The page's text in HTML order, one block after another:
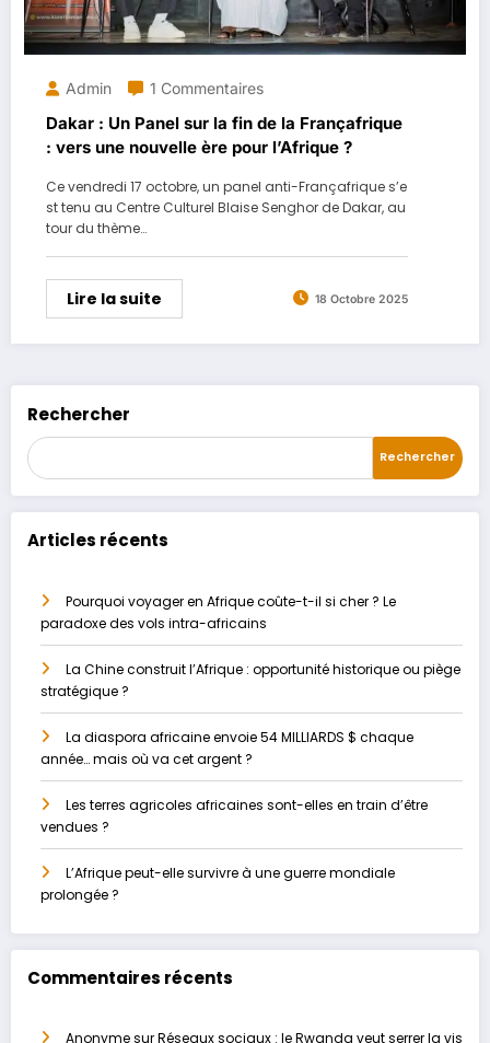
Admin 1 Commentaires
Dakar : Un Panel sur la fin de la Françafrique
: vers une nouvelle ère pour l’Afrique ?
Ce vendredi 17 octobre, un panel anti-Françafrique s’e
st tenu au Centre Culturel Blaise Senghor de Dakar, au
tour du thème…
Lire la suite 18 Octobre 2025
Rechercher
Rechercher
Articles récents
Pourquoi voyager en Afrique coûte-t-il si cher ? Le
paradoxe des vols intra-africains
La Chine construit l’Afrique : opportunité historique ou piège
stratégique ?
La diaspora africaine envoie 54 MILLIARDS $ chaque
année… mais où va cet argent ?
Les terres agricoles africaines sont-elles en train d’être
vendues ?
L’Afrique peut-elle survivre à une guerre mondiale
prolongée ?
Commentaires récents
AnonymesurRéseaux sociaux : le Rwanda veut serrer la vis